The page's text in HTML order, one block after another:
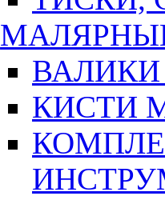
КИСТИ